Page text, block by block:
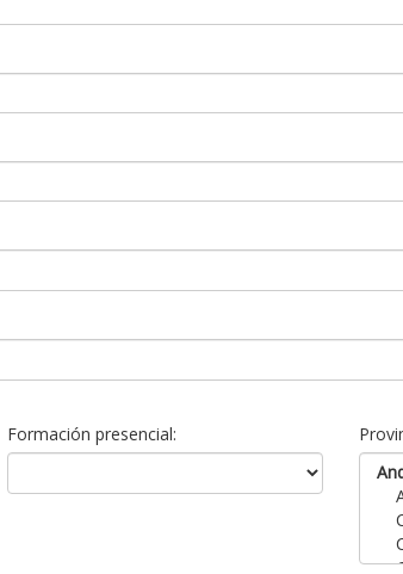
Formación presencial: